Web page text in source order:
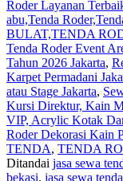
Roder Layanan
abu,Tenda
BULAT,TENDA
Tenda Roder Event
Tahun 2026 Jakarta,
Karpet Permadani
atau Stage Jakarta,
Kursi Direktur, Kain
VIP, Acrylic Kotak
Roder Dekorasi Kain
TENDA, TENDA
Ditandai jasa sewa
bekasi, jasa sewa